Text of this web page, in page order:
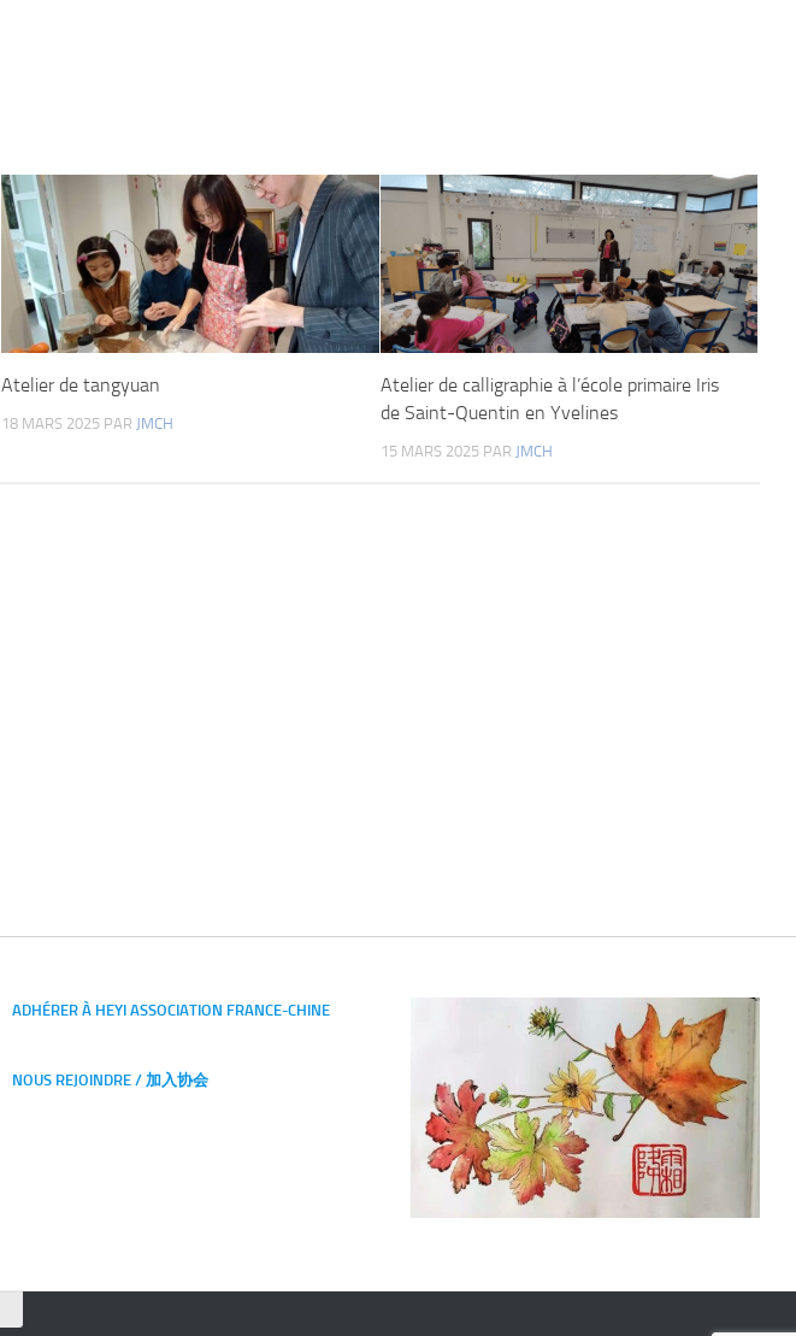
Atelier de tangyuan
18 MARS 2025 PAR JMCH
Atelier de calligraphie à l’école primaire Iris
de Saint-Quentin en Yvelines
15 MARS 2025PAR JMCH
ADHÉRER À HEYI ASSOCIATION FRANCE-CHINE
NOUS REJOINDRE / 加入协会